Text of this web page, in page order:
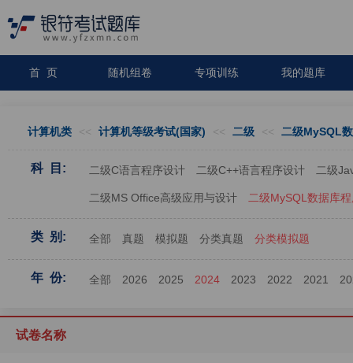
首 页 随机组卷 专项训练 我的题库
计算机类 << 计算机等级考试(国家) << 二级 << 二级MySQL
科 目: 二级C语言程序设计 二级C++语言程序设计 二级
二级MS Office高级应用与设计 二级MySQL数据库
类 别: 全部 真题 模拟题 分类真题 分类模拟题
年 份: 全部 2026 2025 2024 2023 2022 2021
试卷名称